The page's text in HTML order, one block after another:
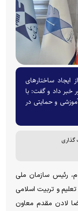
ساختارهای
خبر داد و گفت: با
و حمایتی در
گذاری
رئیس سازمان ملی
و تربیت اسلامی
لادن مقدم معاون